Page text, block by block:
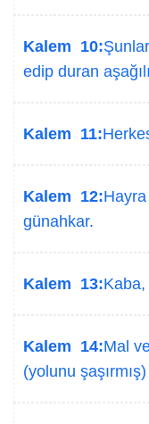
Kalem 10:
edip duran
Kalem 11:
Kalem 12:
günahkar.
Kalem 13:
Kalem 14:Mal
(yolunu şaşırmış)